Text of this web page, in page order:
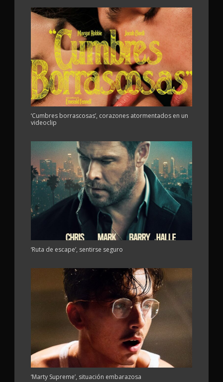
‘Cumbres borrascosas’, corazones atormentados en un
videoclip
‘Ruta de escape’, sentirse seguro
‘Marty Supreme’, situación embarazosa